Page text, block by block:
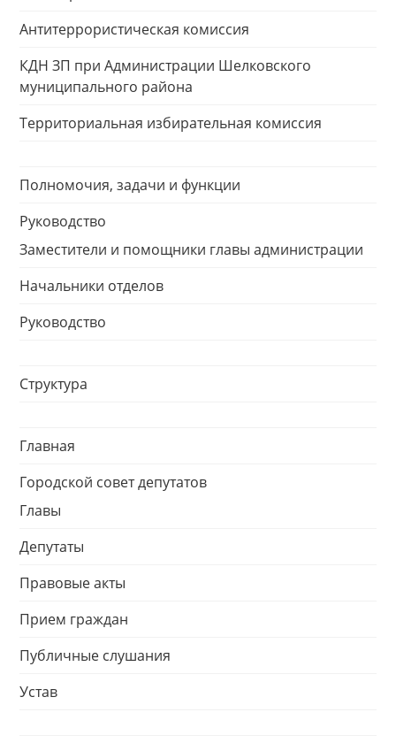
Антитеррористическая комиссия
КДН ЗП при Администрации Шелковского
муниципального района
Территориальная избирательная комиссия
Полномочия, задачи и функции
Руководство
Заместители и помощники главы администрации
Начальники отделов
Руководство
Структура
Главная
Городской совет депутатов
Главы
Депутаты
Правовые акты
Прием граждан
Публичные слушания
Устав